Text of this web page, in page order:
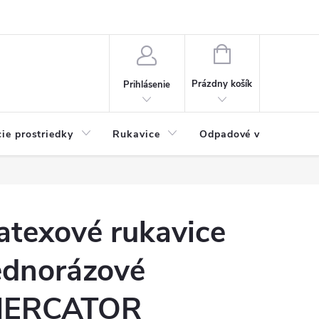
Prihlásenie
NÁKUPNÝ
Prázdny košík
prostriedky Rukavice Odpadové vrecia
rukavice